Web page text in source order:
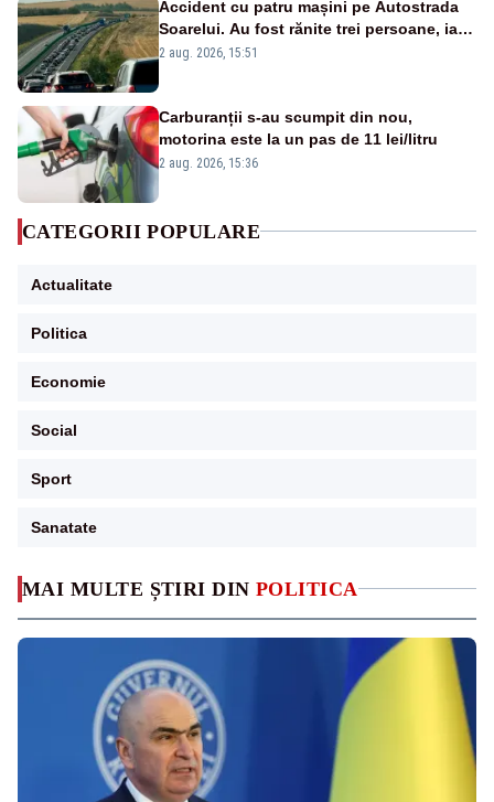
MAI MULTE ȘTIRI DIN POLITICA
Accident cu patru mașini pe Autostrada
Soarelui. Au fost rănite trei persoane, iar
traficul se desfășoară cu dificultate
2 aug. 2026, 15:51
Carburanții s-au scumpit din nou,
motorina este la un pas de 11 lei/litru
2 aug. 2026, 15:36
CATEGORII POPULARE
Actualitate
Politica
Economie
Social
Sport
Sanatate